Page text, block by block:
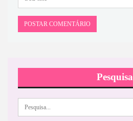
Pesquisa